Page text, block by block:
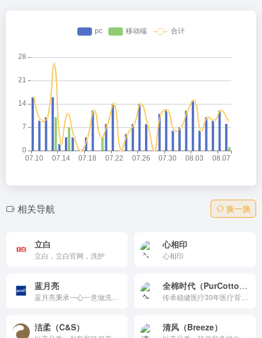
相关导航 换一换
立白
立白，立白官网，洗护
心相印
心相印
蓝月亮 全棉时代（PurCotton）
洁柔（C&S） 清风（Breeze）